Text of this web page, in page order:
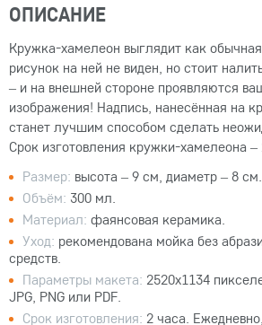
ОПИСАНИЕ
Кружка-хамелеон выглядит как
рисунок на ней не виден, но стоит
– и на внешней стороне проявляются
изображения! Надпись, нанесённая на
станет лучшим способом сделать
Срок изготовления кружки-хамелеона –
Размер: высота – 9 см, диаметр – 8 см.
Объём: 300 мл.
Материал: фаянсовая керамика.
Уход: рекомендована мойка без
средств.
Параметры макета: 2520x1134
JPG, PNG или PDF.
Срок изготовления: 2 часа.